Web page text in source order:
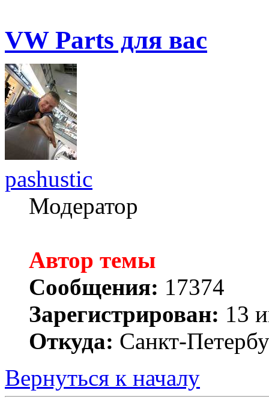
VW Parts для вас
pashustic
Модератор
Автор темы
Сообщения: 17374
Зарегистрирован: 13
Откуда: Санкт-
Вернуться к началу